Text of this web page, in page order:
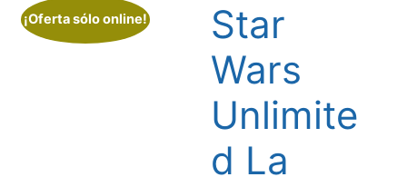
¡Oferta sólo online!
Star
Wars
Unlimite
d La